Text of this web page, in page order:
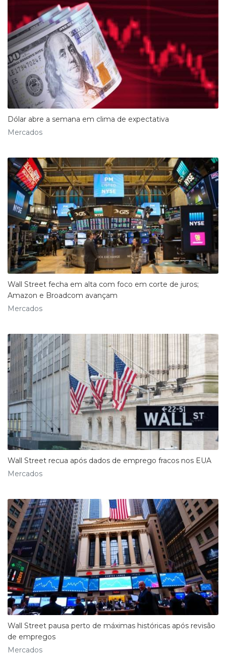
Dólar abre a semana em clima de expectativa
Mercados
Wall Street fecha em alta com foco em corte de juros;
Amazon e Broadcom avançam
Mercados
Wall Street recua após dados de emprego fracos nos EUA
Mercados
Wall Street pausa perto de máximas históricas após revisão
de empregos
Mercados